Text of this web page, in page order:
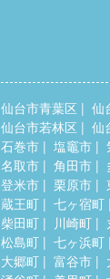
仙台市青葉区
仙
仙台市若林区
仙
石巻市
塩竈市
名取市
角田市
登米市
栗原市
蔵王町
七ヶ宿町
柴田町
川崎町
松島町
七ヶ浜町
大郷町
富谷市